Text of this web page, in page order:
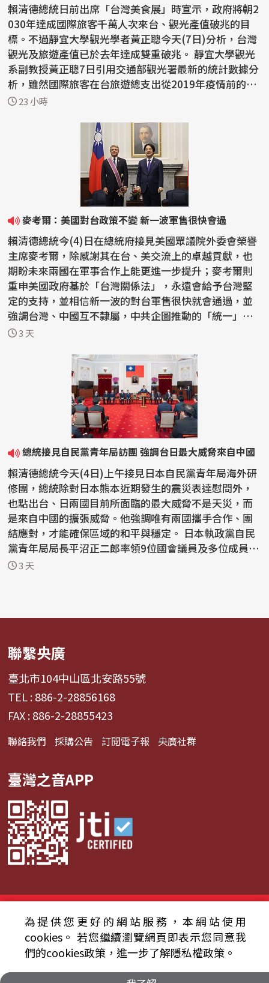
賴清德總統日前出席「台灣美食展」時宣示，政府將朝2
030年達成國際旅客千萬人次來台、觀光產值破兆的目
標。不過靜宜大學觀光學者黃正聰今天(7日)分析，台灣
觀光及旅遊產值已於去年達成雙重破兆。 靜宜大學觀光
系副教授黃正聰7日引用交通部觀光署最新的統計數據分
析，雖然國際旅客在台旅遊總支出從2019年疫情前的新
台...23 小時
麥考爾：美國對台政策不變 新一波軍售很快會過
賴清德總統今(4)日在總統府接見美國眾議院外委會榮譽
主席麥考爾，除感謝其在台、美交流上的卓越貢獻，也
期盼未來兩國在軍事合作上能更進一步提升；麥考爾則
重申美國政府基於「台灣關係法」，永遠會給予台灣堅
定的支持，並相信新一波的對台軍售很快就會通過，並
強調台灣、中國互不隸屬，中共企圖推動的「統一」絕
不會...
3 天
總統接見自民黨青年局訪團 強調台日最大威脅來自中國
賴清德總統今天(4日)上午接見日本自民黨青年局海外研
修團，總統除對日本熊本近期發生的震災表達慰問外，
也點出台、日兩國目前所面臨的最大威脅不是天災，而
是來自中國的擴張威脅。他強調唯有兩國攜手合作、團
結應對，才能確保區域的和平與穩定。 日本執政黨自民
黨青年局局長平沼正二郎率領9位國會議員及多位成員
來...3 天
聯繫央廣
臺北市104中山區北安路55號
TEL : 886-2-28856168
FAX : 886-2-28855423
聯絡我們 採購公告 訂閱電子報 央廣社群
臺灣之音APP
© 2024財團法人中央廣播電臺 版權所有
資通安全政策聲明
服務條款 隱私權條款
為提供您更好的網站服務，本網站使用
cookies。 若您繼續瀏覽網頁即表示您同意我
們的cookies政策，進一步了解隱私權政策。